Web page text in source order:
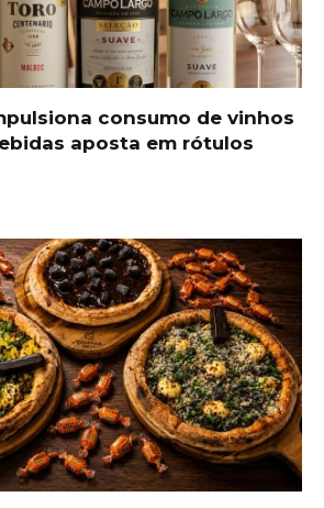
consumo de vinhos
aposta em rótulos